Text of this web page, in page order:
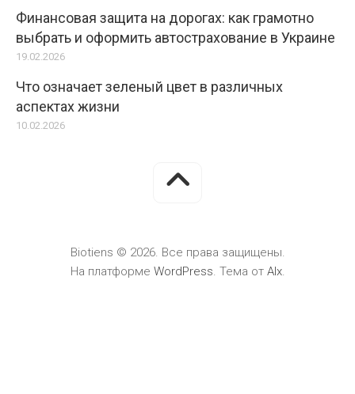
Финансовая защита на дорогах: как грамотно
выбрать и оформить автострахование в Украине
19.02.2026
Что означает зеленый цвет в различных
аспектах жизни
10.02.2026
Biotiens © 2026. Все права защищены.
На платформе WordPress. Тема от Alx.